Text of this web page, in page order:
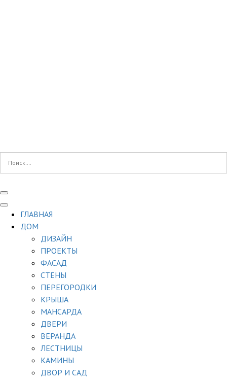
ГЛАВНАЯ
ДОМ
ДИЗАЙН
ПРОЕКТЫ
ФАСАД
СТЕНЫ
ПЕРЕГОРОДКИ
КРЫША
МАНСАРДА
ДВЕРИ
ВЕРАНДА
ЛЕСТНИЦЫ
КАМИНЫ
ДВОР И САД